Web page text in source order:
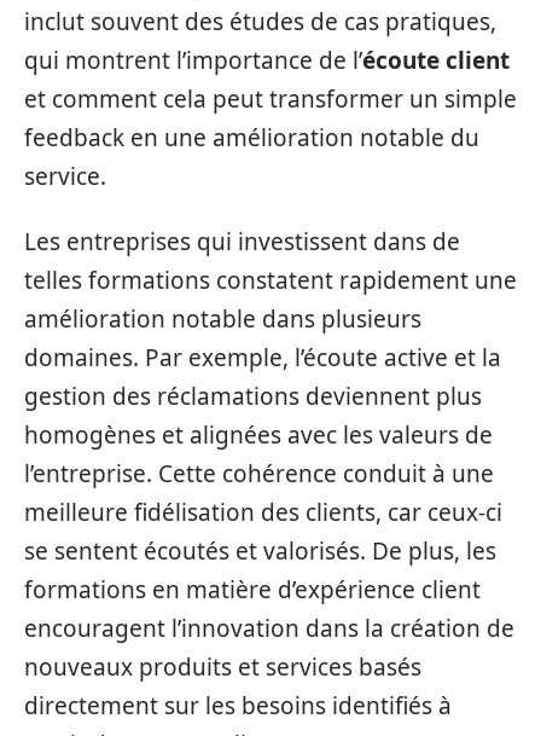
inclut souvent des études de cas pratiques,
qui montrent l’importance de l’écoute client
et comment cela peut transformer un simple
feedback en une amélioration notable du
service.
Les entreprises qui investissent dans de
telles formations constatent rapidement une
amélioration notable dans plusieurs
domaines. Par exemple, l’écoute active et la
gestion des réclamations deviennent plus
homogènes et alignées avec les valeurs de
l’entreprise. Cette cohérence conduit à une
meilleure fidélisation des clients, car ceux-ci
se sentent écoutés et valorisés. De plus, les
formations en matière d’expérience client
encouragent l’innovation dans la création de
nouveaux produits et services basés
directement sur les besoins identifiés à